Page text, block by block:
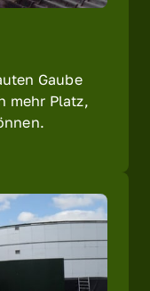
Gaube
mehr Platz,